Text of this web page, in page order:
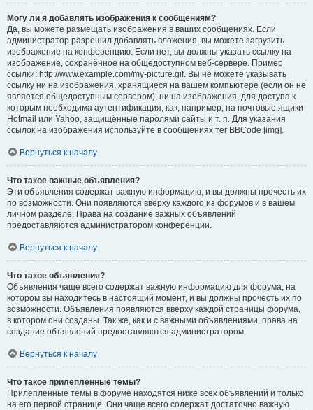
Могу ли я добавлять изображения к сообщениям?
Да, вы можете размещать изображения в ваших сообщениях. Если
администратор разрешил добавлять вложения, вы можете загрузить
изображение на конференцию. Если нет, вы должны указать ссылку на
изображение, сохранённое на общедоступном веб-сервере. Пример
ссылки: http://www.example.com/my-picture.gif. Вы не можете указывать
ссылку ни на изображения, хранящиеся на вашем компьютере (если он не
является общедоступным сервером), ни на изображения, для доступа к
которым необходима аутентификация, как, например, на почтовые ящики
Hotmail или Yahoo, защищённые паролями сайты и т. п. Для указания
ссылок на изображения используйте в сообщениях тег BBCode [img].
Вернуться к началу
Что такое важные объявления?
Эти объявления содержат важную информацию, и вы должны прочесть их
по возможности. Они появляются вверху каждого из форумов и в вашем
личном разделе. Права на создание важных объявлений
предоставляются администратором конференции.
Вернуться к началу
Что такое объявления?
Объявления чаще всего содержат важную информацию для форума, на
котором вы находитесь в настоящий момент, и вы должны прочесть их по
возможности. Объявления появляются вверху каждой страницы форума,
в котором они созданы. Так же, как и с важными объявлениями, права на
создание объявлений предоставляются администратором.
Вернуться к началу
Что такое прилепленные темы?
Прилепленные темы в форуме находятся ниже всех объявлений и только
на его первой странице. Они чаще всего содержат достаточно важную